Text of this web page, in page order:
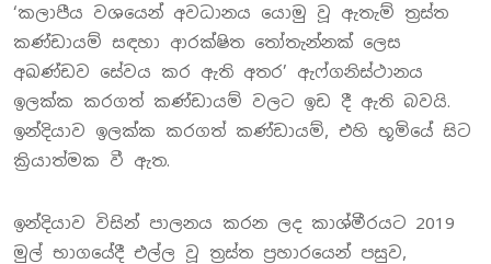
‘කලාපීය වශයෙන් අවධානය යොමු වූ ඇතැම් ත්‍රස්ත
කණ්ඩායම් සඳහා ආරක්ෂිත තෝතැන්නක් ලෙස
අඛණ්ඩව සේවය කර ඇති අතර’ ඇෆ්ගනිස්ථානය
ඉලක්ක කරගත් කණ්ඩායම් වලට ඉඩ දී ඇති බවයි.
ඉන්දියාව ඉලක්ක කරගත් කණ්ඩායම්, එහි භූමියේ සිට
ක්‍රියාත්මක වී ඇත.
ඉන්දියාව විසින් පාලනය කරන ලද කාශ්මීරයට 2019
මුල් භාගයේදී එල්ල වූ ත්‍රස්ත ප්‍රහාරයෙන් පසුව,